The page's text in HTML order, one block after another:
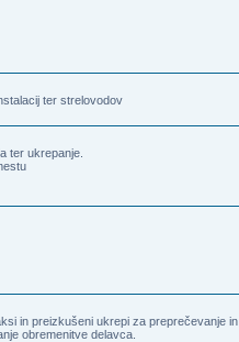
ter strelovodov
ter ukrepanje.
in preizkušeni ukrepi za preprečevanje in
obremenitve delavca.